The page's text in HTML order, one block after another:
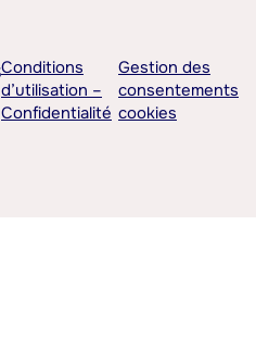
Conditions
d’utilisation –
Confidentialité
Gestion des
consentements
cookies